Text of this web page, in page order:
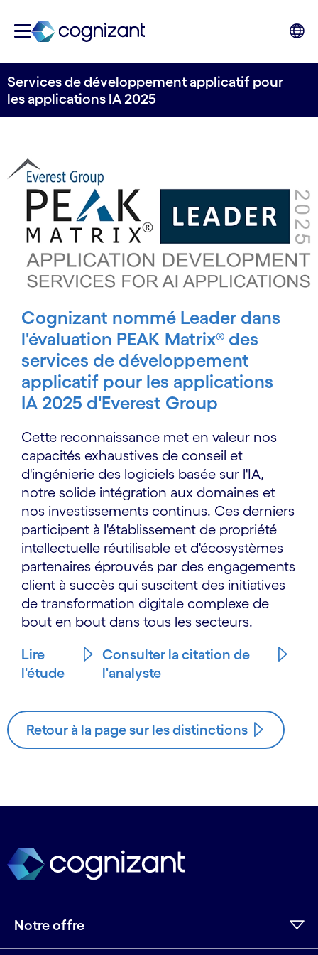
Services de développement applicatif pour
les applications IA 2025
Cognizant nommé Leader dans
l'évaluation PEAK Matrix® des
services de développement
applicatif pour les applications
IA 2025 d'Everest Group
Cette reconnaissance met en valeur nos
capacités exhaustives de conseil et
d'ingénierie des logiciels basée sur l'IA,
notre solide intégration aux domaines et
nos investissements continus. Ces derniers
participent à l'établissement de propriété
intellectuelle réutilisable et d'écosystèmes
partenaires éprouvés par des engagements
client à succès qui suscitent des initiatives
de transformation digitale complexe de
bout en bout dans tous les secteurs.
Lire
l'étude
Consulter la citation de
l'analyste
Retour à la page sur les distinctions
Notre offre